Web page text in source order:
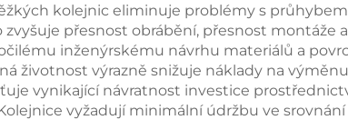
kolejnic eliminuje problémy s
přesnost obrábění, přesnost montáže
inženýrskému návrhu materiálů a
životnost výrazně snižuje náklady na
vynikající návratnost investice
vyžadují minimální údržbu ve